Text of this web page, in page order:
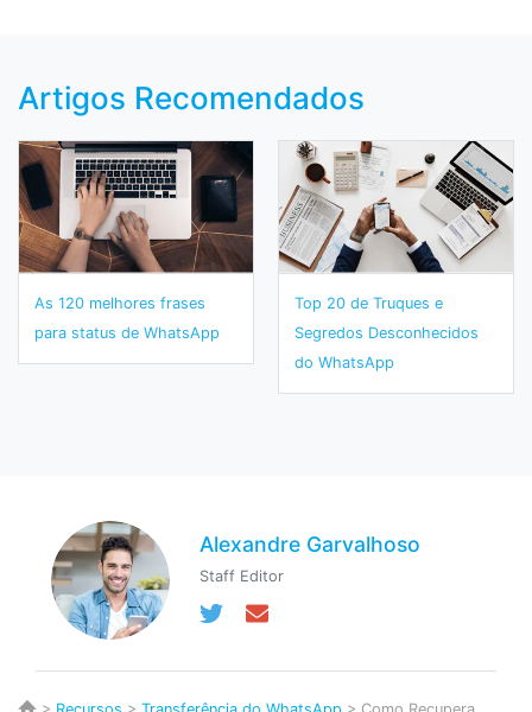
Artigos Recomendados
As 120 melhores frases
para status de WhatsApp
Top 20 de Truques e
Segredos Desconhecidos
do WhatsApp
Alexandre Garvalhoso
Staff Editor